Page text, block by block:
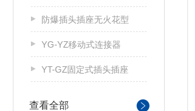
防爆插头插座无火花型
YG-YZ移动式连接器
YT-GZ固定式插头插座
查看全部